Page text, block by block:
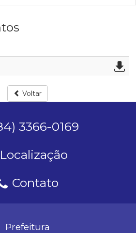
Voltar
3366-0169
Localização
Contato
Prefeitura